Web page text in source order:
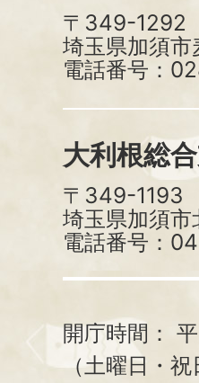
〒349-1292
埼玉県加須市
電話番号：
大利根総
〒349-1193
埼玉県加須市
電話番号：
開庁時間：
（土曜日・